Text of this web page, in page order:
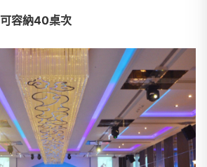
可容納40桌次